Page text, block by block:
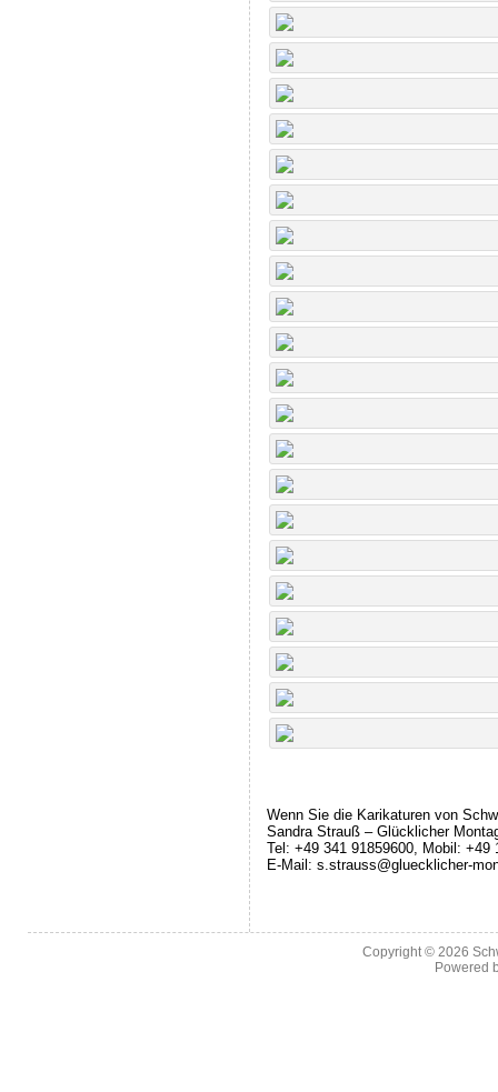
Wenn Sie die Karikaturen von
Sandra Strauß – Glücklicher
Tel: +49 341 91859600, Mobil: +49
E-Mail: s.strauss@gluecklicher-
Copyright © 2026
Powered